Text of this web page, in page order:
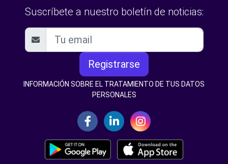
Suscríbete a nuestro boletín de noticias:
Registrarse
INFORMACIÓN SOBRE EL TRATAMIENTO DE TUS DATOS
PERSONALES